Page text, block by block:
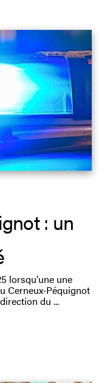
: un
lorsqu’une une
Cerneux-Péquignot
du